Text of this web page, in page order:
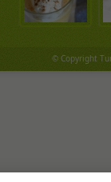
© Copyright